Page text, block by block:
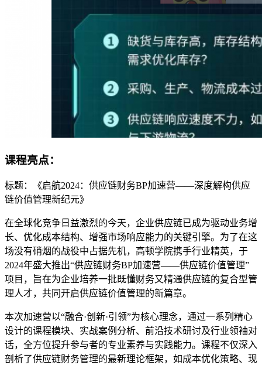
课程亮点：
标题：《启航2024：供应链财务BP加速营——深度解构供应
链价值管理新纪元》
在全球化竞争日益激烈的今天，企业供应链已成为驱动业务增
长、优化成本结构、增强市场响应能力的关键引擎。为了在这
场没有硝烟的战役中占据先机，高顿学院携手行业精英，于
2024年盛大推出“供应链财务BP加速营——供应链价值管理”
项目，旨在为企业培养一批既懂财务又精通供应链的复合型管
理人才，共同开启供应链价值管理的新篇章。
本次加速营以“融合·创新·引领”为核心理念，通过一系列精心
设计的课程模块、实战案例分析、前沿技术研讨及行业领袖对
话，全方位提升参与者的专业素养与实践能力。课程不仅深入
剖析了供应链财务管理的最新理论框架，如成本优化策略、现